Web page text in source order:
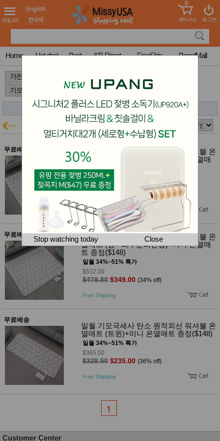
도 어린이
청소년
컬러링
북
한국학
습지
미국학
습지
국 송
건 홍삼전
드
건강보
조제품
기능성
건강식
품
Diet/여
성용품
메이크
업
헤어케
어/염색
바디케
어/향수
남성화
장품
품
전 주방가
전
계절/생
활가전
건강가
방 기브랜
주방소
MissyShop
Login
0
Home Hot deal Best KB-Direct FreeShip BrandMall
Stop watching today Close
기모극세사 탄소 가전특가
무료배송
일월 기모극세사 탄소 원적외선 워셔블 온
열매트 (퀸 - 좌우분리난방)+미니 온열매
일월 34%~51% 특가
$448.00
$285.00 (36% off)
Free Shipping
무료배송
일월 기모극세사 탄소 원적외선 워셔블 온
열매트 (킹 - 좌우분리난방)+미니 온열매
트 증정($148)
일월 34%~51% 특가
$532.00
$478.80 $349.00 (34% off)
Free Shipping
무료배송
일월 기모극세사 탄소 원적외선 워셔블 온
열매트 (트윈)+미니 온열매트 증정($148)
일월 34%~51% 특가
$365.00
$328.50 $235.00 (36% off)
Free Shipping
1
Customer Center